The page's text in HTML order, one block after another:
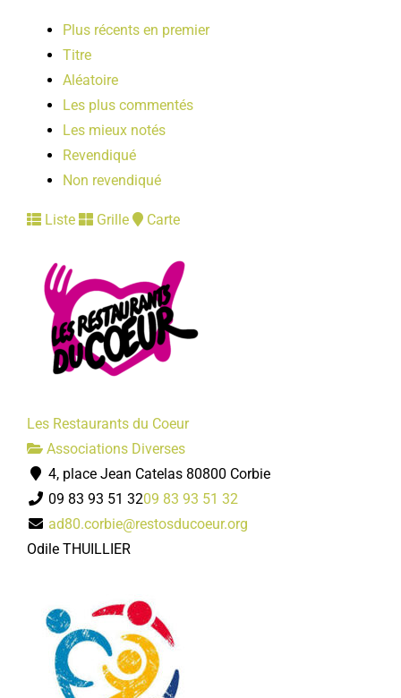
Plus récents en premier
Titre
Aléatoire
Les plus commentés
Les mieux notés
Revendiqué
Non revendiqué
Liste Grille Carte
Les Restaurants du Coeur
Associations Diverses
4, place Jean Catelas 80800 Corbie
09 83 93 51 3209 83 93 51 32
ad80.corbie@restosducoeur.org
Odile THUILLIER